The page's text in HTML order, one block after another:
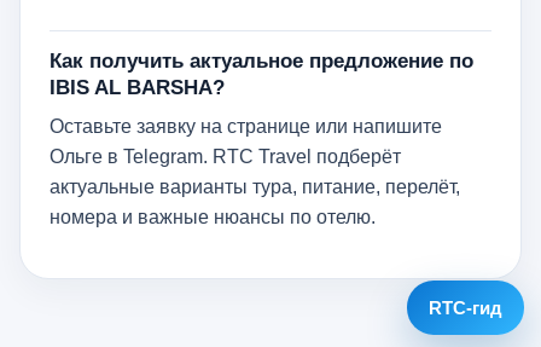
Как получить актуальное предложение по
IBIS AL BARSHA?
Оставьте заявку на странице или напишите
Ольге в Telegram. RTC Travel подберёт
актуальные варианты тура, питание, перелёт,
номера и важные нюансы по отелю.
RTC-гид